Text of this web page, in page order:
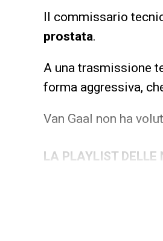
Il commissario
prostata.
A una trasmissione
forma aggressiva,
Van Gaal non ha
LA PLAYLIST DELLE